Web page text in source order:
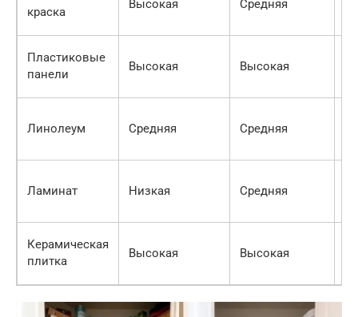
краска
Высокая Средняя
Пластиковые
панели
Высокая Высокая
Линолеум Средняя Средняя
Ламинат Низкая Средняя
Керамическая
плитка
Высокая Высокая